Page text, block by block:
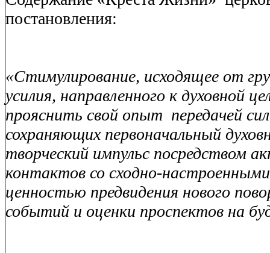
постановления:
«Стимулирование, исходящее от
усилия, направленного к духовной
прояснить свой опыт передачей
сохраняющих первоначальный
творческий импульс посредством
контактов со сходно-
ценностью предвидения нового
событий и оценки проспектов на